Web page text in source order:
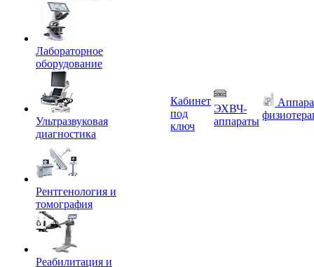
Лабораторное
оборудование
Ультразвуковая
диагностика
Рентгенология и
томография
Реабилитация и
Кабинет
под
ключ
ЭХВЧ-
аппараты